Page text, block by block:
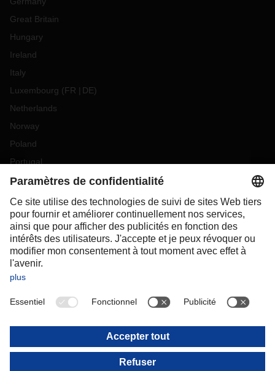
Great Britain
Hungary
Ireland
Italy
Luxembourg (FR DE)
Netherlands
Norway
Poland
Portugal
Romania
Slovakia
Spain
Sweden
Switzerland(DE FR)
Turkey
OCEANIA